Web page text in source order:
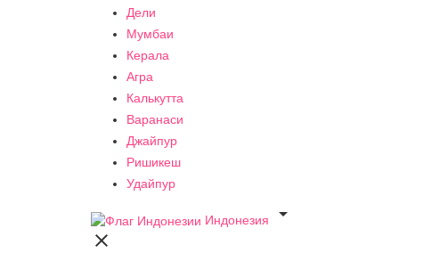
Дели
Мумбаи
Керала
Агра
Калькутта
Варанаси
Джайпур
Ришикеш
Удайпур
Индонезия

